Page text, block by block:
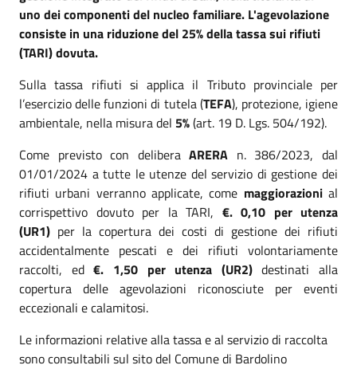
uno dei componenti del nucleo familiare. L'agevolazione
consiste in una riduzione del 25% della tassa sui rifiuti
(TARI) dovuta.
Sulla tassa rifiuti si applica il Tributo provinciale per
l’esercizio delle funzioni di tutela (TEFA), protezione, igiene
ambientale, nella misura del 5%(art. 19 D. Lgs. 504/192).
Come previsto con deliberaARERA n. 386/2023, dal
01/01/2024 a tutte le utenze del servizio di gestione dei
rifiuti urbani verranno applicate, come maggiorazionial
corrispettivo dovuto per la TARI, €. 0,10 per utenza
(UR1) per la copertura dei costi di gestione dei rifiuti
accidentalmente pescati e dei rifiuti volontariamente
raccolti, ed€. 1,50 per utenza (UR2)destinati alla
copertura delle agevolazioni riconosciute per eventi
eccezionali e calamitosi.
Le informazioni relative alla tassa e al servizio di raccolta
sono consultabili sul sito del Comune di Bardolino